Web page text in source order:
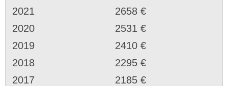
2021
2658 €
2020
2531 €
2019
2410 €
2018
2295 €
2017
2185 €